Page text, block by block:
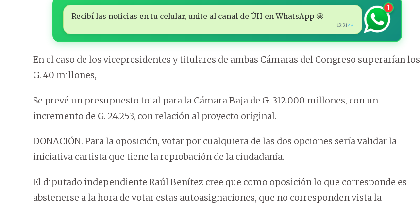
Recibí las noticias en tu celular, unite al canal de ÚH en WhatsApp 🤩
13:31✓✓
1
En el caso de los vicepresidentes y titulares de ambas Cámaras del Congreso superarían los
G. 40 millones,
Se prevé un presupuesto total para la Cámara Baja de G. 312.000 millones, con un
incremento de G. 24.253, con relación al proyecto original.
DONACIÓN. Para la oposición, votar por cualquiera de las dos opciones sería validar la
iniciativa cartista que tiene la reprobación de la ciudadanía.
El diputado independiente Raúl Benítez cree que como oposición lo que corresponde es
abstenerse a la hora de votar estas autoasignaciones, que no corresponden vista la